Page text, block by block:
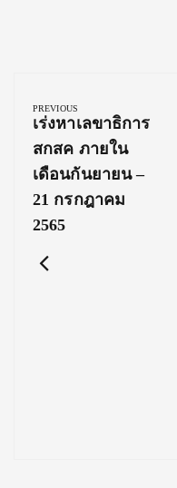
navigation
PREVIOUS
Previous
Post:
เร่งหาเลขาธิการ
สกสค ภายใน
เดือนกันยายน –
21 กรกฎาคม
2565